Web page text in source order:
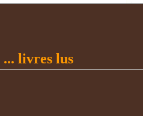
... livres lus